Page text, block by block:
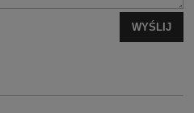
WYŚLIJ